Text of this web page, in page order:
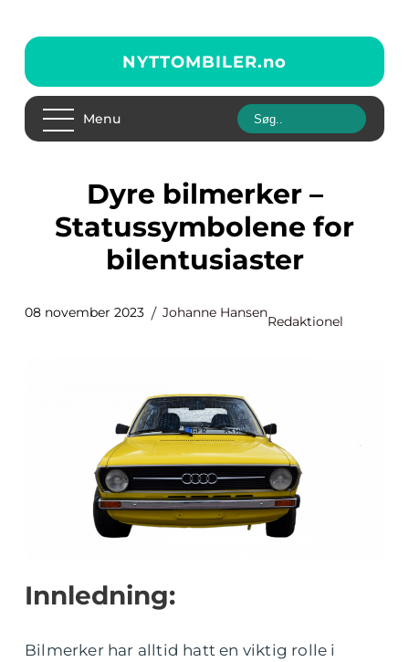
NYTTOMBILER.no
Menu
Dyre bilmerker –
Statussymbolene for
bilentusiaster
08 november 2023 Johanne Hansen
Redaktionel
Innledning:
Bilmerker har alltid hatt en viktig rolle i